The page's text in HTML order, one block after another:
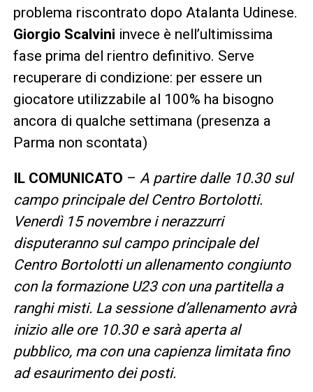
problema riscontrato dopo Atalanta Udinese.
Giorgio Scalvini invece è nell’ultimissima
fase prima del rientro definitivo. Serve
recuperare di condizione: per essere un
giocatore utilizzabile al 100% ha bisogno
ancora di qualche settimana (presenza a
Parma non scontata)
IL COMUNICATO – A partire dalle 10.30 sul
campo principale del Centro Bortolotti.
Venerdì 15 novembre i nerazzurri
disputeranno sul campo principale del
Centro Bortolotti un allenamento congiunto
con la formazione U23 con una partitella a
ranghi misti. La sessione d’allenamento avrà
inizio alle ore 10.30 e sarà aperta al
pubblico, ma con una capienza limitata fino
ad esaurimento dei posti.